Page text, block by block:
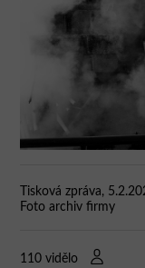
Tisková zpráva,
Foto archiv firmy
110 vidělo